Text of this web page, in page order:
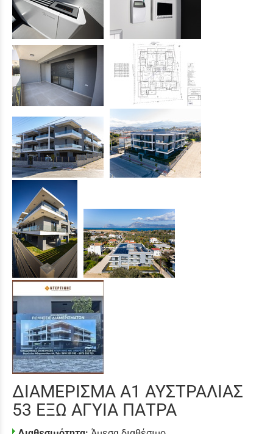
ΔΙΑΜΕΡΙΣΜΑ Α1 ΑΥΣΤΡΑΛΙΑΣ
53 ΕΞΩ ΑΓΥΙΑ ΠΑΤΡΑ